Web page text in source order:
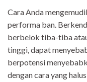
Cara Anda
performa ban.
berbelok tiba-tiba
tinggi, dapat
berpotensi
dengan cara yang